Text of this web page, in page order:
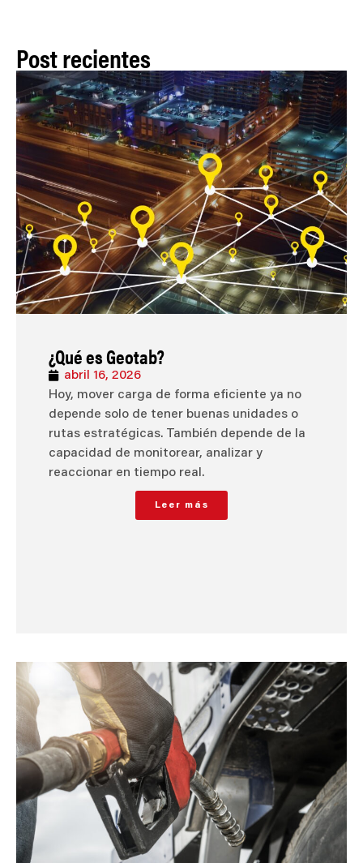
Post recientes
¿Qué es Geotab?
abril 16, 2026
Hoy, mover carga de forma eficiente ya no
depende solo de tener buenas unidades o
rutas estratégicas. También depende de la
capacidad de monitorear, analizar y
reaccionar en tiempo real.
Leer más